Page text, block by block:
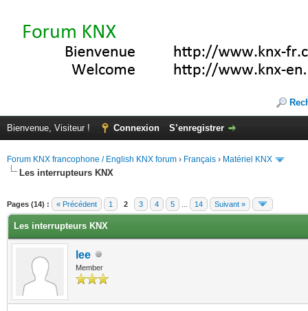
Bienvenue, Visiteur ! Connexion S’enregistrer
Forum KNX francophone / English KNX forum › Français › Matériel KNX
Les interrupteurs KNX
Pages (14) : « Précédent 1 2 3 4 5 14 Suivant »
Les interrupteurs KNX
lee
Member